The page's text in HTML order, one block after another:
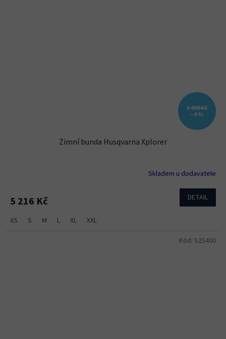
5 490 Kč
–4 %
Zimní bunda Husqvarna Xplorer
Skladem u dodavatele
5 216 Kč DETAIL
XS S M L XL XXL
Kód: S25400